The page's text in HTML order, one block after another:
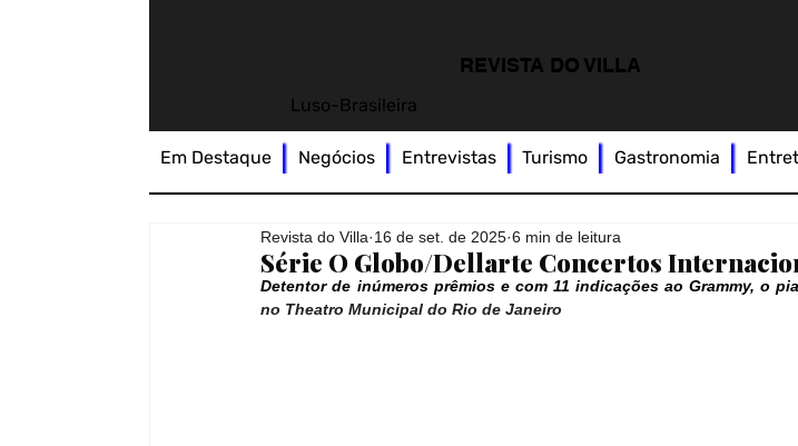
REVISTA DO VILLA
Luso-Brasileira
Série O Globo/Dellarte Concertos
Revista do Villa 16 de set. de 2025 6 min de leitura
Detentor de inúmeros prêmios e com 11 indicações ao Grammy, o
no Theatro Municipal do Rio de Janeiro
Em Destaque Negócios Entrevistas Turismo Gastronomia